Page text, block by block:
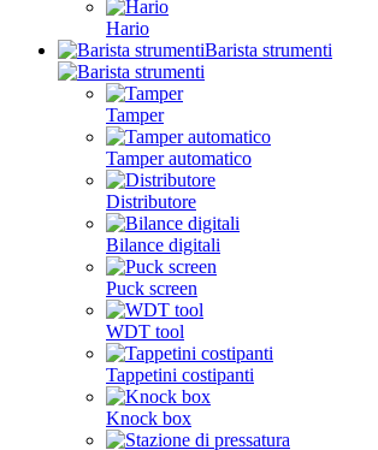
Hario
Barista strumenti
Tamper
Tamper automatico
Distributore
Bilance digitali
Puck screen
WDT tool
Tappetini costipanti
Knock box